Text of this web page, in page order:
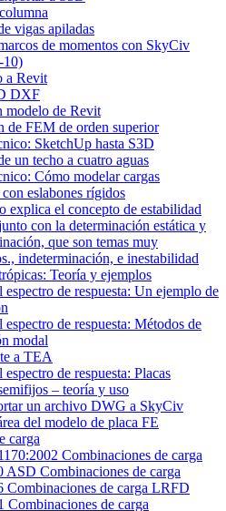
vigas apiladas
de momentos con SkyCiv
10)
a Revit
DXF
modelo de Revit
de FEM de orden superior
SketchUp hasta S3D
un techo a cuatro aguas
Cómo modelar cargas
eslabones rígidos
explica el concepto de estabilidad
con la determinación estática y
que son temas muy
indeterminación, e inestabilidad
Teoría y ejemplos
de respuesta: Un ejemplo de
de respuesta: Métodos de
modal
a TEA
de respuesta: Placas
– teoría y uso
un archivo DWG a SkyCiv
del modelo de placa FE
carga
Combinaciones de carga
ASD Combinaciones de carga
Combinaciones de carga LRFD
Combinaciones de carga